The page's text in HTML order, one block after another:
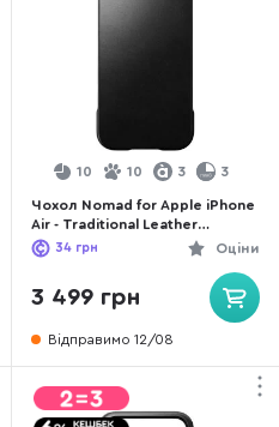
10 10 3 3
Чохол Nomad for Apple iPhone
Air - Traditional Leather
Horween Black (NM011871858)
Оціни
34 грн
3 499 грн
Відправимо 12/08